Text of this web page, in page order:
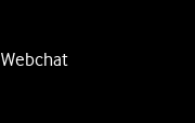
Webchat